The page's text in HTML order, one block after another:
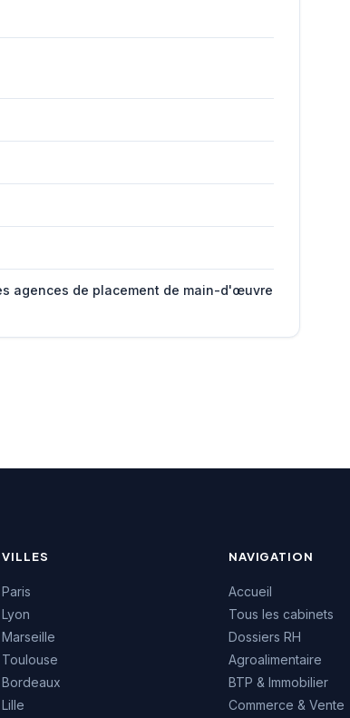
agences de placement de main-d'œuvre
VILLES
Paris
Lyon
Marseille
Toulouse
Bordeaux
Lille
NAVIGATION
Accueil
Tous les cabinets
Dossiers RH
Agroalimentaire
BTP & Immobilier
Commerce & Vente